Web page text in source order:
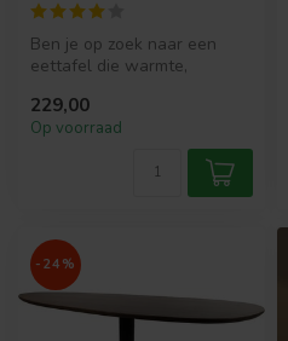
Ben je op zoek naar een
eettafel die warmte,
uitstra...
229,00
Op voorraad
-24%